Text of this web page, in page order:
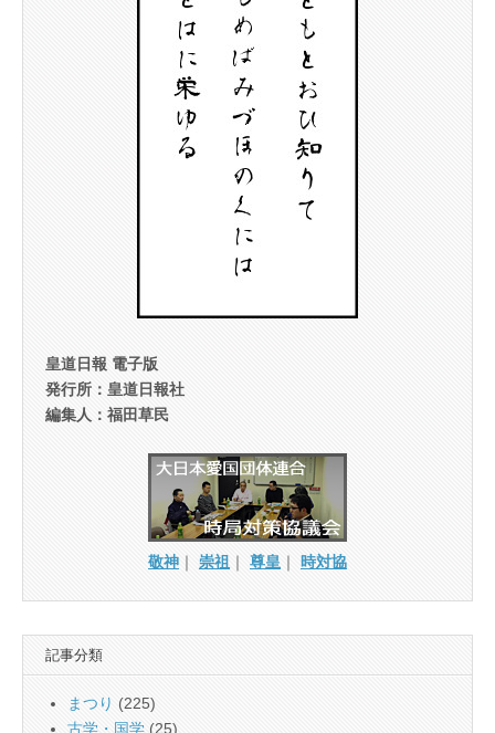
皇道日報 電子版
発行所：皇道日報社
編集人：福田草民
敬神 ｜ 崇祖 ｜ 尊皇 ｜ 時対協
記事分類
まつり (225)
古学・国学 (25)